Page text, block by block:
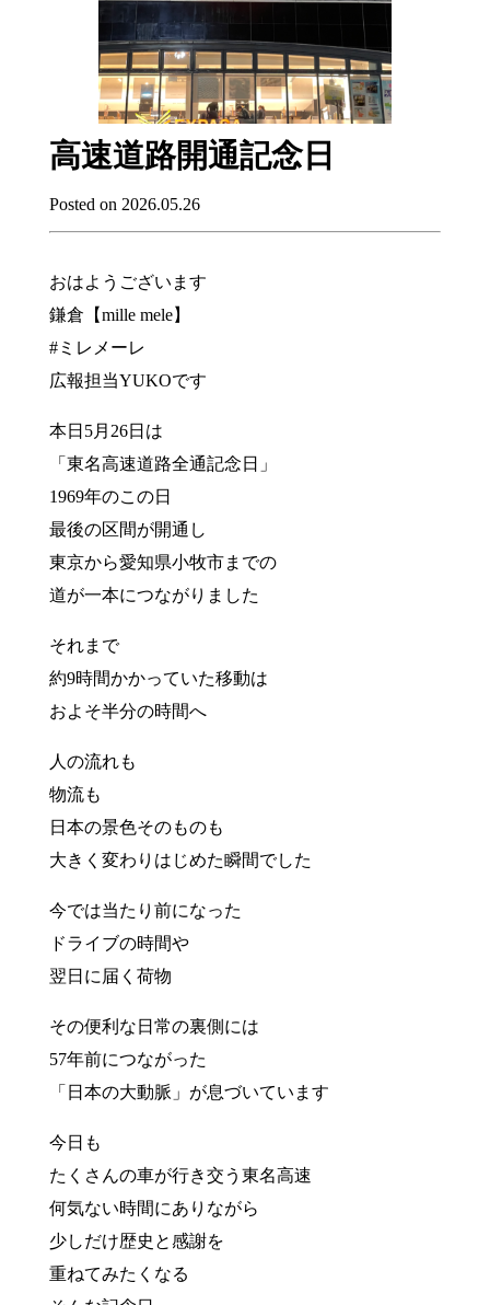
高速道路開通記念日
Posted on 2026.05.26
おはようございます
鎌倉【mille mele】
#ミレメーレ
広報担当YUKOです
本日5月26日は
「東名高速道路全通記念日」
1969年のこの日
最後の区間が開通し
東京から愛知県小牧市までの
道が一本につながりました
それまで
約9時間かかっていた移動は
およそ半分の時間へ
人の流れも
物流も
日本の景色そのものも
大きく変わりはじめた瞬間でした
今では当たり前になった
ドライブの時間や
翌日に届く荷物
その便利な日常の裏側には
57年前につながった
「日本の大動脈」が息づいています
今日も
たくさんの車が行き交う東名高速
何気ない時間にありながら
少しだけ歴史と感謝を
重ねてみたくなる